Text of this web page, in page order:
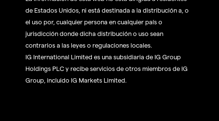
de Estados Unidos, ni está destinada a la distribución a, o
el uso por, cualquier persona en cualquier país o
jurisdicción donde dicha distribución o uso sean
contrarios a las leyes o regulaciones locales.
IG International Limited es una subsidiaria de IG Group
Holdings PLC y recibe servicios de otros miembros de IG
Group, incluido IG Markets Limited.